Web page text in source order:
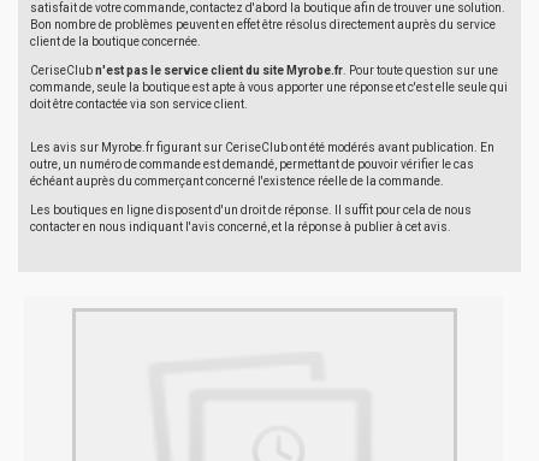
satisfait de votre commande, contactez d'abord la boutique afin de trouver une solution.
Bon nombre de problèmes peuvent en effet être résolus directement auprès du service
client de la boutique concernée.
CeriseClubn'est pas le service client du site Myrobe.fr . Pour toute question sur une
commande, seule la boutique est apte à vous apporter une réponse et c'est elle seule qui
doit être contactée via son service client.
Les avis sur Myrobe.fr figurant sur CeriseClub ont été modérés avant publication. En
outre, un numéro de commande est demandé, permettant de pouvoir vérifier le cas
échéant auprès du commerçant concerné l'existence réelle de la commande.
Les boutiques en ligne disposent d'un droit de réponse. Il suffit pour cela de nous
contacter en nous indiquant l'avis concerné, et la réponse à publier à cet avis.